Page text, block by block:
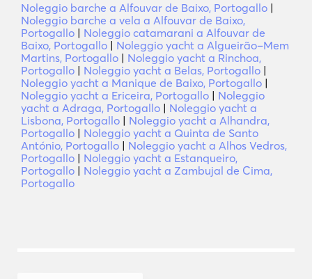
Noleggio barche a Alfouvar de Baixo, Portogallo |
Noleggio barche a vela a Alfouvar de Baixo,
Portogallo | Noleggio catamarani a Alfouvar de
Baixo, Portogallo | Noleggio yacht a Algueirão–Mem
Martins, Portogallo | Noleggio yacht a Rinchoa,
Portogallo | Noleggio yacht a Belas, Portogallo |
Noleggio yacht a Manique de Baixo, Portogallo |
Noleggio yacht a Ericeira, Portogallo | Noleggio
yacht a Adraga, Portogallo | Noleggio yacht a
Lisbona, Portogallo | Noleggio yacht a Alhandra,
Portogallo | Noleggio yacht a Quinta de Santo
António, Portogallo | Noleggio yacht a Alhos Vedros,
Portogallo | Noleggio yacht a Estanqueiro,
Portogallo | Noleggio yacht a Zambujal de Cima,
Portogallo